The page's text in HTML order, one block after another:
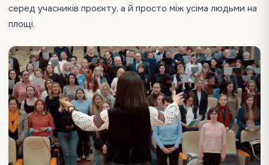
серед учасників проєкту, а й просто між усіма людьми на
площі.